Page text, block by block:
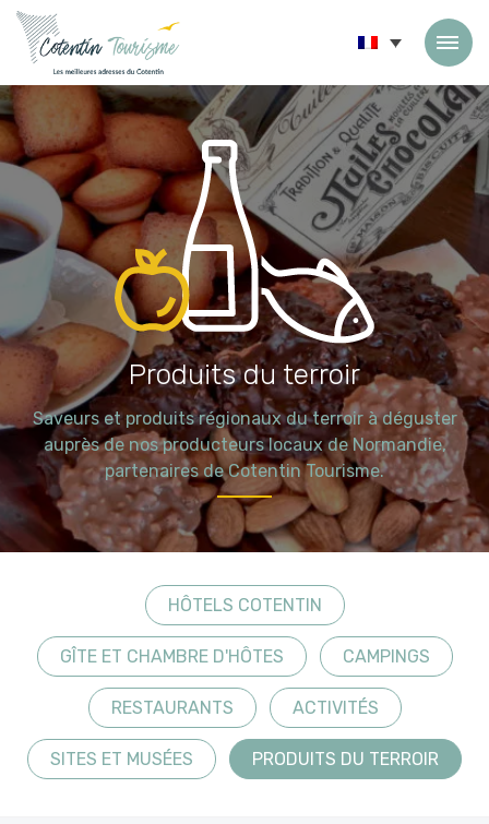
Passer au contenu
Produits du terroir
Saveurs et produits régionaux du terroir à déguster
auprès de nos producteurs locaux de Normandie,
partenaires de Cotentin Tourisme.
HÔTELS COTENTIN
GÎTE ET CHAMBRE D'HÔTES CAMPINGS
RESTAURANTS ACTIVITÉS
SITES ET MUSÉES PRODUITS DU TERROIR